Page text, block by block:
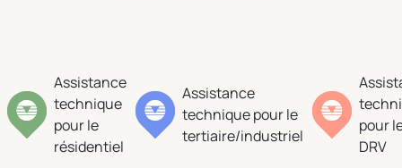
Assistance
technique
pour le
résidentiel
Assistance
technique pour le
tertiaire/industriel
pour
DRV